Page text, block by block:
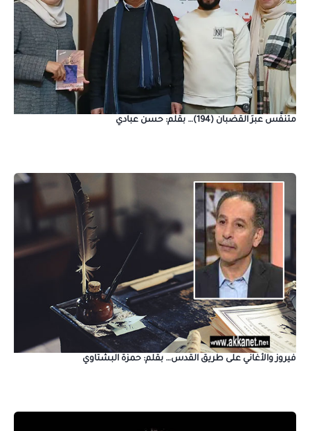
متنفَّس عبرَ القضبان (194)… بقلم: حسن عبادي
فيروز والأغاني على طريق القدس… بقلم: حمزة البشتاوي